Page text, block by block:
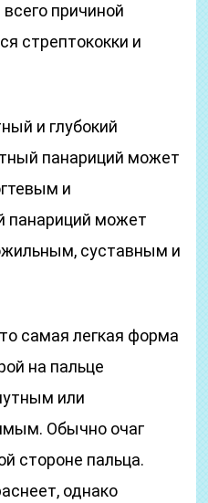
причиной
стрептококки и
и глубокий
панариций может
и
панариций может
суставным и
самая легкая форма
на пальце
или
Обычно очаг
стороне пальца.
однако